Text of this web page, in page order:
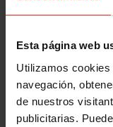
Esta página web
Utilizamos
navegación,
de nuestros
publicitarias.